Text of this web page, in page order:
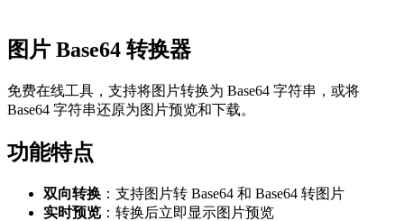
图片 Base64 转换器
免费在线工具，支持将图片转换为 Base64 字符串，或将
Base64 字符串还原为图片预览和下载。
功能特点
双向转换 ：支持图片转 Base64 和 Base64 转图片
实时预览 ：转换后立即显示图片预览